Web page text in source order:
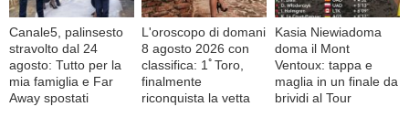
Canale5, palinsesto
stravolto dal 24
agosto: Tutto per la
mia famiglia e Far
Away spostati
L'oroscopo di domani
8 agosto 2026 con
classifica: 1ﾟToro,
finalmente
riconquista la vetta
Kasia Niewiadoma
doma il Mont
Ventoux: tappa e
maglia in un finale da
brividi al Tour